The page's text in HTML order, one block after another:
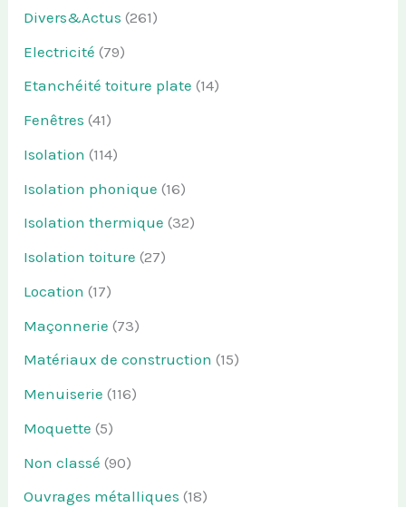
Divers&Actus (261)
Electricité (79)
Etanchéité toiture plate (14)
Fenêtres (41)
Isolation (114)
Isolation phonique (16)
Isolation thermique (32)
Isolation toiture (27)
Location (17)
Maçonnerie (73)
Matériaux de construction (15)
Menuiserie (116)
Moquette (5)
Non classé (90)
Ouvrages métalliques (18)